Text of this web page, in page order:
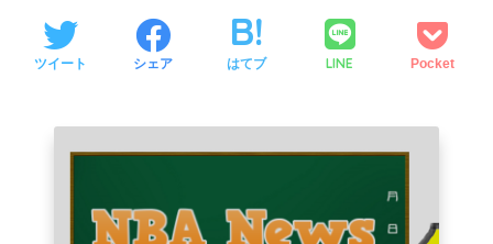
ツイート シェア はてブ LINE Pocket